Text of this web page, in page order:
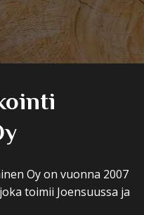
Oy on vuonna 2007
toimii Joensuussa ja